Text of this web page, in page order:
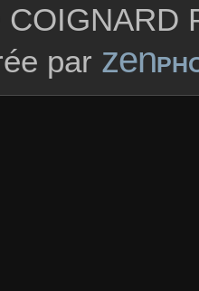
COIGNARD
par zen